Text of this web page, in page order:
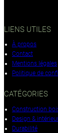
LIENS UTILES
À propos
Contact
Mentions légales
Politique de
CATÉGORIES
Construction
Design &
Durabilité